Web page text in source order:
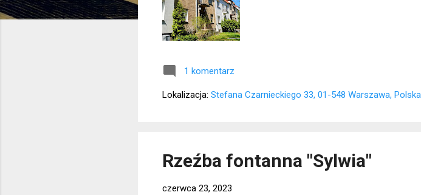
1 komentarz
Lokalizacja: Stefana Czarnieckiego 33, 01-548 Warszawa, Polska
Rzeźba fontanna "Sylwia"
czerwca 23, 2023